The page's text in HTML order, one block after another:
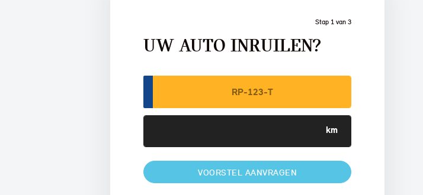
Stap 1 van 3
UW AUTO INRUILEN?
VOORSTEL AANVRAGEN